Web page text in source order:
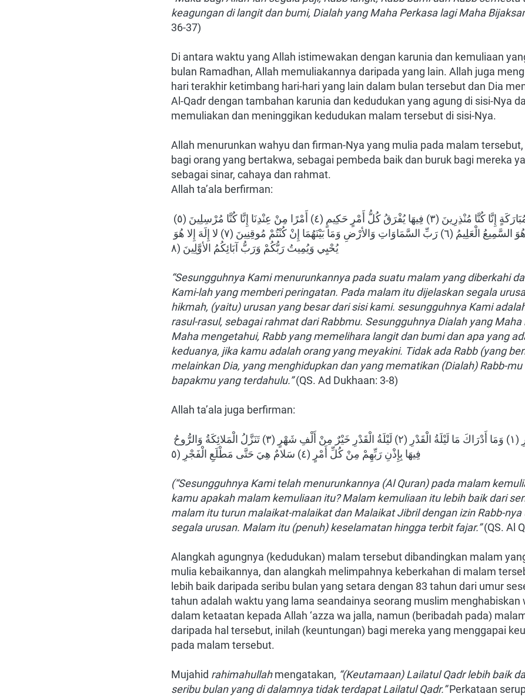
keagungan di langit dan bumi, Dialah yang Maha Perkasa lagi Maha
36-37)
Di antara waktu yang Allah istimewakan dengan karunia dan kemuliaan
bulan Ramadhan, Allah memuliakannya daripada yang lain. Allah juga
hari terakhir ketimbang hari-hari yang lain dalam bulan tersebut dan Dia
Al-Qadr dengan tambahan karunia dan kedudukan yang agung di sisi-Nya
memuliakan dan meninggikan kedudukan malam tersebut di sisi-Nya.
Allah menurunkan wahyu dan firman-Nya yang mulia pada malam
bagi orang yang bertakwa, sebagai pembeda baik dan buruk bagi mereka
sebagai sinar, cahaya dan rahmat.
Allah ta’ala berfirman:
يُحْيِي وَيُمِيتُ رَبُّكُمْ وَرَبُّ آبَائِكُمُ الأوَّلِينَ (٨
“Sesungguhnya Kami menurunkannya pada suatu malam yang diberkahi
Kami-lah yang memberi peringatan. Pada malam itu dijelaskan segala
hikmah, (yaitu) urusan yang besar dari sisi kami. sesungguhnya Kami
rasul-rasul, sebagai rahmat dari Rabbmu. Sesungguhnya Dialah yang
Maha mengetahui, Rabb yang memelihara langit dan bumi dan apa yang
keduanya, jika kamu adalah orang yang meyakini. Tidak ada Rabb (yang
melainkan Dia, yang menghidupkan dan yang mematikan (Dialah) Rabb-mu
bapakmu yang terdahulu.” (QS. Ad Dukhaan: 3-8)
Allah ta’ala juga berfirman:
فِيهَا بِإِذْنِ رَبِّهِمْ مِنْ كُلِّ أَمْرٍ (٤) سَلامٌ هِيَ حَتَّى مَطْلَعِ الْفَجْرِ (٥
(“Sesungguhnya Kami telah menurunkannya (Al Quran) pada malam
kamu apakah malam kemuliaan itu? Malam kemuliaan itu lebih baik dari
malam itu turun malaikat-malaikat dan Malaikat Jibril dengan izin Rabb-
segala urusan. Malam itu (penuh) keselamatan hingga terbit fajar.” (QS. Al
Alangkah agungnya (kedudukan) malam tersebut dibandingkan malam
mulia kebaikannya, dan alangkah melimpahnya keberkahan di malam
lebih baik daripada seribu bulan yang setara dengan 83 tahun dari umur
tahun adalah waktu yang lama seandainya seorang muslim
dalam ketaatan kepada Allah ‘azza wa jalla, namun (beribadah pada)
daripada hal tersebut, inilah (keuntungan) bagi mereka yang menggapai
pada malam tersebut.
Mujahid rahimahullah mengatakan, “(Keutamaan) Lailatul Qadr lebih baik
seribu bulan yang di dalamnya tidak terdapat Lailatul Qadr.” Perkataan